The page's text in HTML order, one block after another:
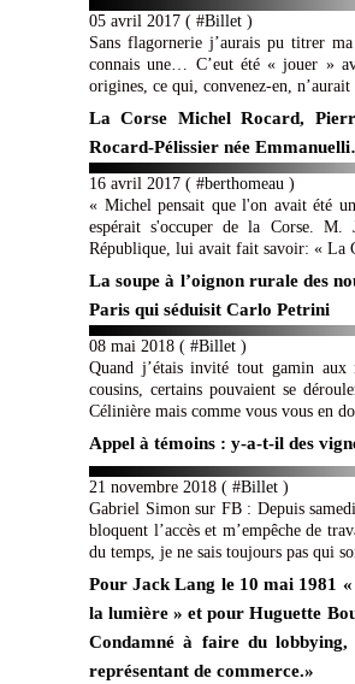
05 avril 2017 ( #Billet )
Sans flagornerie j’aurais pu titrer
connais une… C’eut été « jouer »
origines, ce qui, convenez-en,
La Corse Michel Rocard,
Rocard-Pélissier née
16 avril 2017 ( #berthomeau )
« Michel pensait que l'on avait été
espérait s'occuper de la Corse.
République, lui avait fait savoir: « La
La soupe à l’oignon rurale des
Paris qui séduisit Carlo Petrini
08 mai 2018 ( #Billet )
Quand j’étais invité tout gamin aux
cousins, certains pouvaient se
Célinière mais comme vous vous en
Appel à témoins : y-a-t-il des
21 novembre 2018 ( #Billet )
Gabriel Simon sur FB : Depuis
bloquent l’accès et m’empêche de
du temps, je ne sais toujours pas qui
Pour Jack Lang le 10 mai 1981 «
la lumière » et pour Huguette
Condamné à faire du
représentant de commerce.»